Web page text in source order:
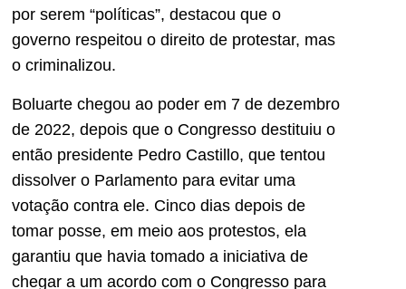
por serem “políticas”, destacou que o
governo respeitou o direito de protestar, mas
o criminalizou.
Boluarte chegou ao poder em 7 de dezembro
de 2022, depois que o Congresso destituiu o
então presidente Pedro Castillo, que tentou
dissolver o Parlamento para evitar uma
votação contra ele. Cinco dias depois de
tomar posse, em meio aos protestos, ela
garantiu que havia tomado a iniciativa de
chegar a um acordo com o Congresso para